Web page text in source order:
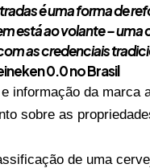
é uma forma de
está ao volante – uma
as credenciais
0.0 no Brasil
informação da marca
sobre as
de uma